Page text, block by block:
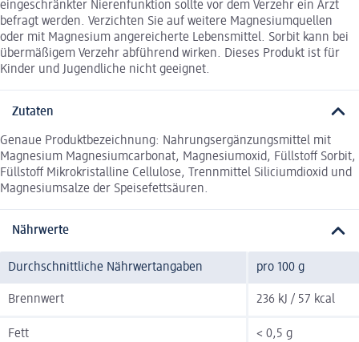
eingeschränkter Nierenfunktion sollte vor dem Verzehr ein Arzt
befragt werden. Verzichten Sie auf weitere Magnesiumquellen
oder mit Magnesium angereicherte Lebensmittel. Sorbit kann bei
übermäßigem Verzehr abführend wirken. Dieses Produkt ist für
Kinder und Jugendliche nicht geeignet.
Zutaten
Genaue Produktbezeichnung: Nahrungsergänzungsmittel mit
Magnesium Magnesiumcarbonat, Magnesiumoxid, Füllstoff Sorbit,
Füllstoff Mikrokristalline Cellulose, Trennmittel Siliciumdioxid und
Magnesiumsalze der Speisefettsäuren.
Nährwerte
Durchschnittliche Nährwertangaben pro 100 g
Brennwert 236 kJ / 57 kcal
Fett < 0,5 g